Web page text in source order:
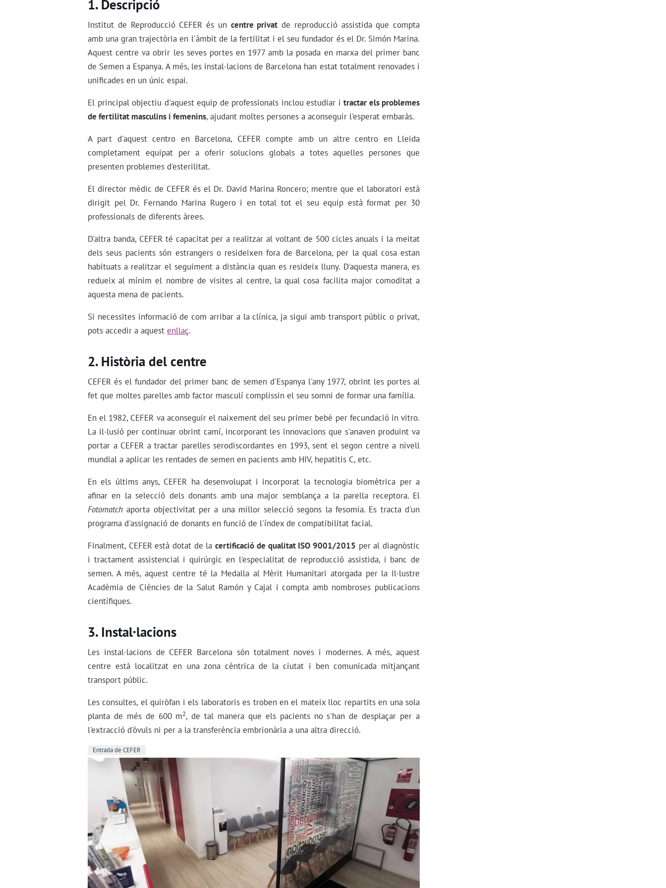
Descripció
Institut de Reproducció CEFER és un centre privat de reproducció assistida que compta
amb una gran trajectòria en l'àmbit de la fertilitat i el seu fundador és el Dr. Simón Marina.
Aquest centre va obrir les seves portes en 1977 amb la posada en marxa del primer banc
de Semen a Espanya. A més, les instal·lacions de Barcelona han estat totalment renovades i
unificades en un únic espai.
El principal objectiu d'aquest equip de professionals inclou estudiar i tractar els problemes
de fertilitat masculins i femenins, ajudant moltes persones a aconseguir l'esperat embaràs.
A part d'aquest centro en Barcelona, CEFER compte amb un altre centro en Lleida
completament equipat per a oferir solucions globals a totes aquelles persones que
presenten problemes d'esterilitat.
El director mèdic de CEFER és el Dr. David Marina Roncero; mentre que el laboratori està
dirigit pel Dr. Fernando Marina Rugero i en total tot el seu equip està format per 30
professionals de diferents àrees.
D'altra banda, CEFER té capacitat per a realitzar al voltant de 500 cicles anuals i la meitat
dels seus pacients són estrangers o resideixen fora de Barcelona, per la qual cosa estan
habituats a realitzar el seguiment a distància quan es resideix lluny. D'aquesta manera, es
redueix al mínim el nombre de visites al centre, la qual cosa facilita major comoditat a
aquesta mena de pacients.
Si necessites informació de com arribar a la clínica, ja sigui amb transport públic o privat,
pots accedir a aquest enllaç.
Història del centre
CEFER és el fundador del primer banc de semen d'Espanya l'any 1977, obrint les portes al
fet que moltes parelles amb factor masculí complissin el seu somni de formar una família.
En el 1982, CEFER va aconseguir el naixement del seu primer bebè per fecundació in vitro.
La il·lusió per continuar obrint camí, incorporant les innovacions que s'anaven produint va
portar a CEFER a tractar parelles serodiscordantes en 1993, sent el segon centre a nivell
mundial a aplicar les rentades de semen en pacients amb HIV, hepatitis C, etc.
En els últims anys, CEFER ha desenvolupat i incorporat la tecnologia biomètrica per a
afinar en la selecció dels donants amb una major semblança a la parella receptora. El
Fotomatchaporta objectivitat per a una millor selecció segons la fesomia. Es tracta d'un
programa d'assignació de donants en funció de l'índex de compatibilitat facial.
Finalment, CEFER està dotat de lacertificació de qualitat ISO 9001/2015 per al diagnòstic
i tractament assistencial i quirúrgic en l'especialitat de reproducció assistida, i banc de
semen. A més, aquest centre té la Medalla al Mèrit Humanitari atorgada per la Il·lustre
Acadèmia de Ciències de la Salut Ramón y Cajal i compta amb nombroses publicacions
científiques.
Instal·lacions
Les instal·lacions de CEFER Barcelona són totalment noves i modernes. A més, aquest
centre està localitzat en una zona cèntrica de la ciutat i ben comunicada mitjançant
transport públic.
Les consultes, el quiròfan i els laboratoris es troben en el mateix lloc repartits en una sola
planta de més de 600 m2, de tal manera que els pacients no s'han de desplaçar per a
l'extracció d'òvuls ni per a la transferència embrionària a una altra direcció.
Entrada de CEFER